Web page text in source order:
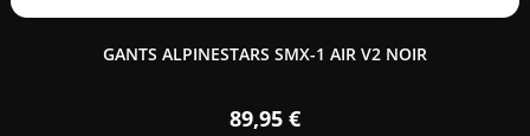
GANTS ALPINESTARS SMX-1 AIR V2 NOIR
89,95 €